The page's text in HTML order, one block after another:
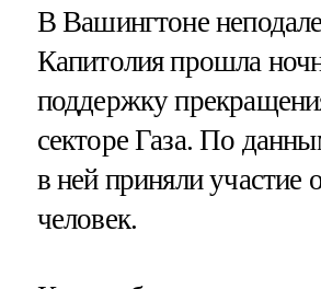
В Вашингтоне
Капитолия прошла
поддержку
секторе Газа. По
в ней приняли участие
человек.